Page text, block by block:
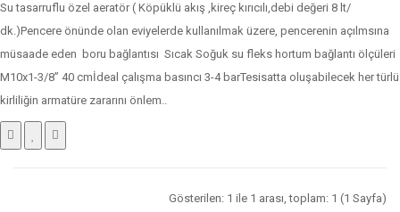
Su tasarruflu özel aeratör ( Köpüklü akış ,kireç kırıcılı,debi değeri 8 lt/
dk.)Pencere önünde olan eviyelerde kullanılmak üzere, pencerenin açılmsına
müsaade eden boru bağlantısı Sıcak Soğuk su fleks hortum bağlantı ölçüleri
M10x1-3/8” 40 cmİdeal çalışma basıncı 3-4 barTesisatta oluşabilecek her türlü
kirliliğin armatüre zararını önlem..
Gösterilen: 1 ile 1 arası, toplam: 1 (1 Sayfa)